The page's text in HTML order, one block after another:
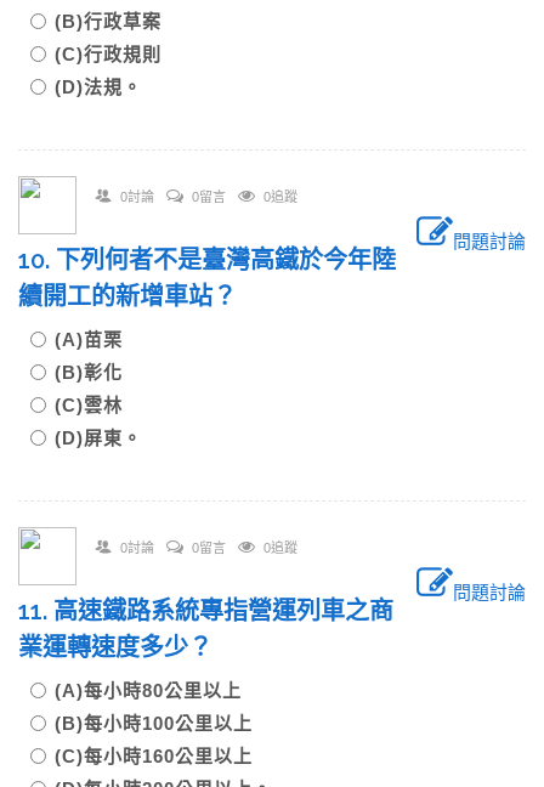
(B)行政草案
(C)行政規則
(D)法規。
0討論 0留言 0追蹤
問題討論
10. 下列何者不是臺灣高鐵於今年陸
續開工的新增車站？
(A)苗栗
(B)彰化
(C)雲林
(D)屏東。
0討論 0留言 0追蹤
問題討論
11. 高速鐵路系統專指營運列車之商
業運轉速度多少？
(A)每小時80公里以上
(B)每小時100公里以上
(C)每小時160公里以上